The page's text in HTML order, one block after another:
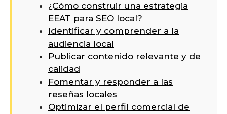
¿Cómo construir una estrategia
EEAT para SEO local?
Identificar y comprender a la
audiencia local
Publicar contenido relevante y de
calidad
Fomentar y responder a las
reseñas locales
Optimizar el perfil comercial de